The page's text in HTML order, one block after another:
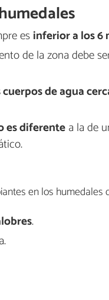
esinferior a los 6
de la zona debe
de agua
es diferentea la de
en los humedales
.